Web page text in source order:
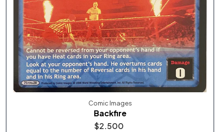
Comic Images
Backfire
$2.500